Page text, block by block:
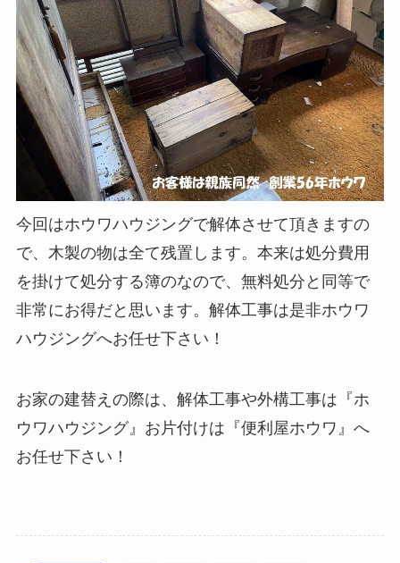
今回はホウワハウジングで解体させて頂きますの
で、木製の物は全て残置します。本来は処分費用
を掛けて処分する簿のなので、無料処分と同等で
非常にお得だと思います。解体工事は是非ホウワ
ハウジングへお任せ下さい！
お家の建替えの際は、解体工事や外構工事は『ホ
ウワハウジング』お片付けは『便利屋ホウワ』へ
お任せ下さい！